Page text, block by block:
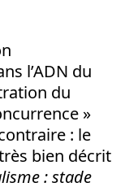
l’ADN du
du
»
: le
bien décrit
: stade